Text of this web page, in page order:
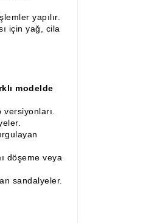
yapılır.
için yağ, cila
modelde
döşeme veya
sandalyeler.